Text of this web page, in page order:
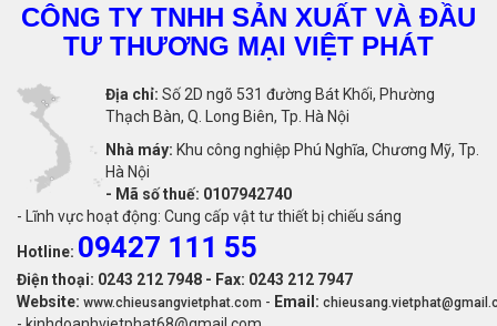
CÔNG TY TNHH SẢN XUẤT VÀ ĐẦU
TƯ THƯƠNG MẠI VIỆT PHÁT
Địa chỉ: Số 2D ngõ 531 đường Bát Khối, Phường
Thạch Bàn, Q. Long Biên, Tp. Hà Nội
Nhà máy: Khu công nghiệp Phú Nghĩa, Chương Mỹ, Tp.
Hà Nội
- Mã số thuế: 0107942740
- Lĩnh vực hoạt động: Cung cấp vật tư thiết bị chiếu sáng
Hotline: 09427 111 55
Điện thoại: 0243 212 7948 - Fax: 0243 212 7947
Website: www.chieusangvietphat.com - Email: